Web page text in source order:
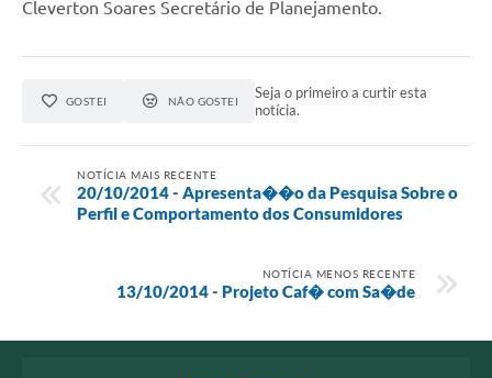
Cleverton Soares Secretário de Planejamento.
GOSTEI NÃO GOSTEI
Seja o primeiro a curtir esta
notícia.
NOTÍCIA MAIS RECENTE
20/10/2014 - Apresenta��o da Pesquisa Sobre o
Perfil e Comportamento dos Consumidores
NOTÍCIA MENOS RECENTE
13/10/2014 - Projeto Caf� com Sa�de